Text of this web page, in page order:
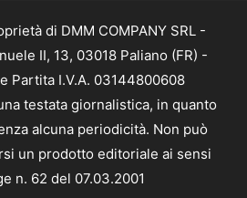
di DMM COMPANY SRL -
II, 13, 03018 Paliano (FR) -
Partita I.V.A. 03144800608
testata giornalistica, in quanto
alcuna periodicità. Non può
un prodotto editoriale ai sensi
n. 62 del 07.03.2001